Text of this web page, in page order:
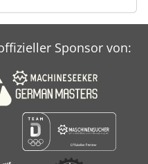
Sponsor von: